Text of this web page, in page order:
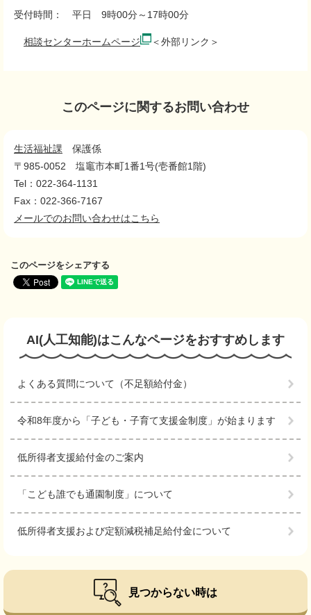
受付時間： 平日 9時00分～17時00分
相談センターホームページ ＜外部リンク＞
このページに関するお問い合わせ
生活福祉課
保護係
〒985-0052
塩竈市本町1番1号(壱番館1階)
Tel：022-364-1131
Fax：022-366-7167
メールでのお問い合わせはこちら
このページをシェアする
AI(人工知能)はこんなページをおすすめします
よくある質問について（不足額給付金）
令和8年度から「子ども・子育て支援金制度」が始まります
低所得者支援給付金のご案内
「こども誰でも通園制度」について
低所得者支援および定額減税補足給付金について
見つからない時は